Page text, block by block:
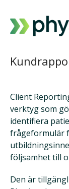
Client
verktyg som
identifiera
frågeformulär
följsamhet till
Den är